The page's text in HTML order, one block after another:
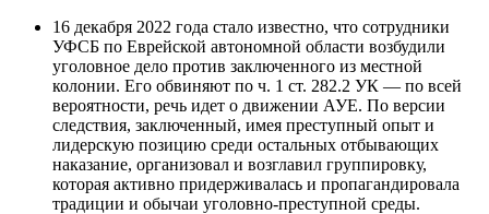
16 декабря 2022 года стало известно, что сотрудники
УФСБ по Еврейской автономной области возбудили
уголовное дело против заключенного из местной
колонии. Его обвиняют по ч. 1 ст. 282.2 УК — по всей
вероятности, речь идет о движении АУЕ. По версии
следствия, заключенный, имея преступный опыт и
лидерскую позицию среди остальных отбывающих
наказание, организовал и возглавил группировку,
которая активно придерживалась и пропагандировала
традиции и обычаи уголовно-преступной среды.